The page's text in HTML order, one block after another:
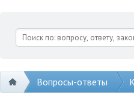
Вопросы-ответы